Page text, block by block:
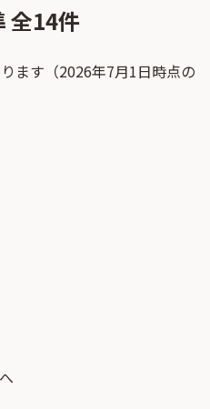
全14件
ます（2026年7月1日時点の